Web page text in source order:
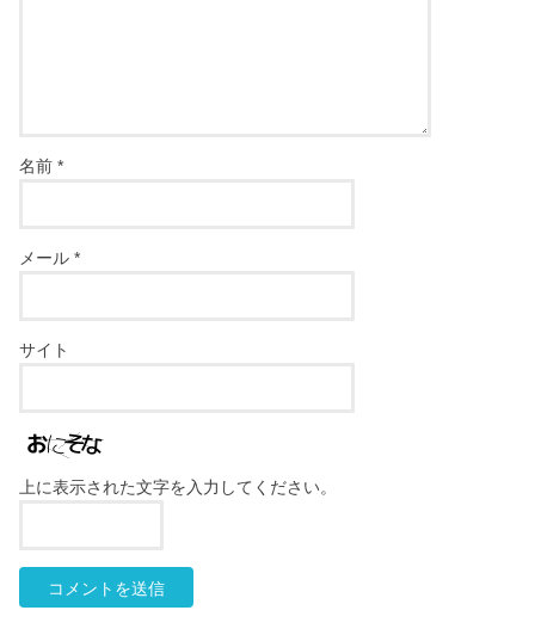
名前*
メール*
サイト
上に表示された文字を入力してください。